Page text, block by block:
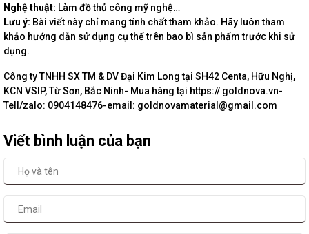
Nghệ thuật: Làm đồ thủ công mỹ nghệ…
Lưu ý: Bài viết này chỉ mang tính chất tham khảo. Hãy luôn tham
khảo hướng dẫn sử dụng cụ thể trên bao bì sản phẩm trước khi sử
dụng.
Công ty TNHH SX TM & DV Đại Kim Long tại SH42 Centa, Hữu Nghị,
KCN VSIP, Từ Sơn, Bắc Ninh- Mua hàng tại https:// goldnova.vn-
Tell/zalo: 0904148476-email: goldnovamaterial@gmail.com
Viết bình luận của bạn